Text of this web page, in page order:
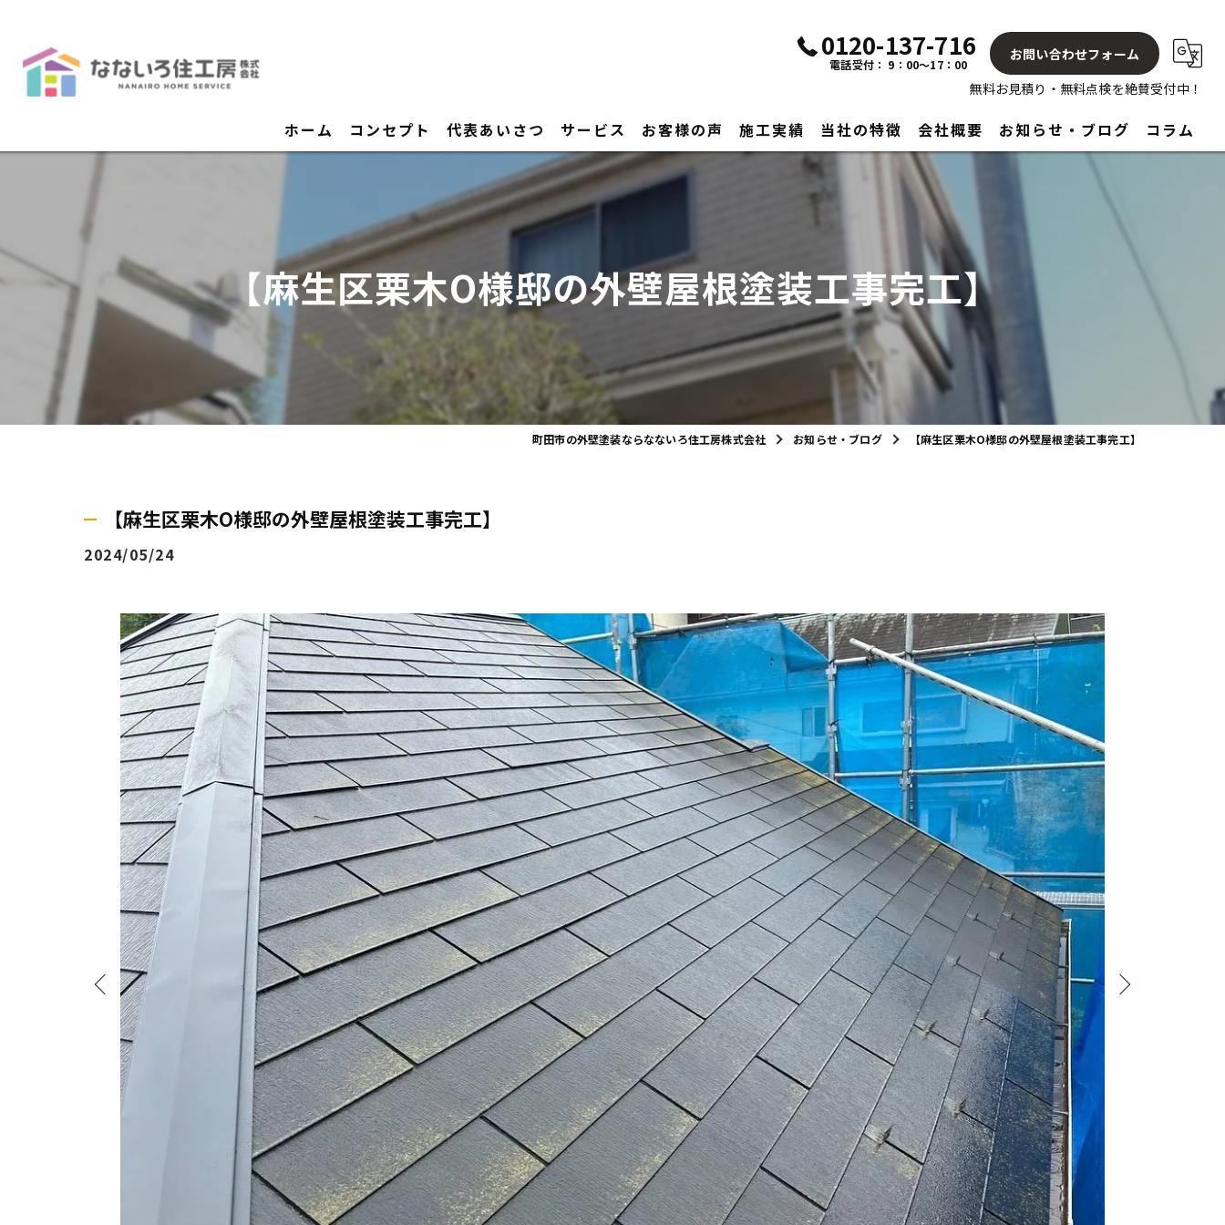
0120-137-716
電話受付： 9：00～17：00
お問い合わせフォーム
無料お見積り・無料点検を絶賛受付中！
ホーム コンセプト 代表あいさつ サービス お客様の声 施工実績 当社の特徴
屋根
見積もり
アフターサービス
リフォーム
会社概要 お知らせ・ブログ コラム
【麻生区栗木O様邸の外壁屋根塗装工事完工】
町田市の外壁塗装ならなないろ住工房株式会社 お知らせ・ブログ 【麻生区栗木O様邸の外壁屋根塗装工事完工】
【麻生区栗木O様邸の外壁屋根塗装工事完工】
2024/05/24